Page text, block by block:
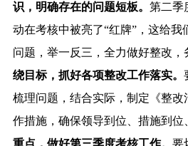
识，明确存在的问题短板。 第二季
动在考核中被亮了“红牌”，这给我
问题，举一反三，全力做好整改，
绕目标，抓好各项整改工作落实。
梳理问题，结合实际，制定《整改
作措施，确保领导到位、措施到位